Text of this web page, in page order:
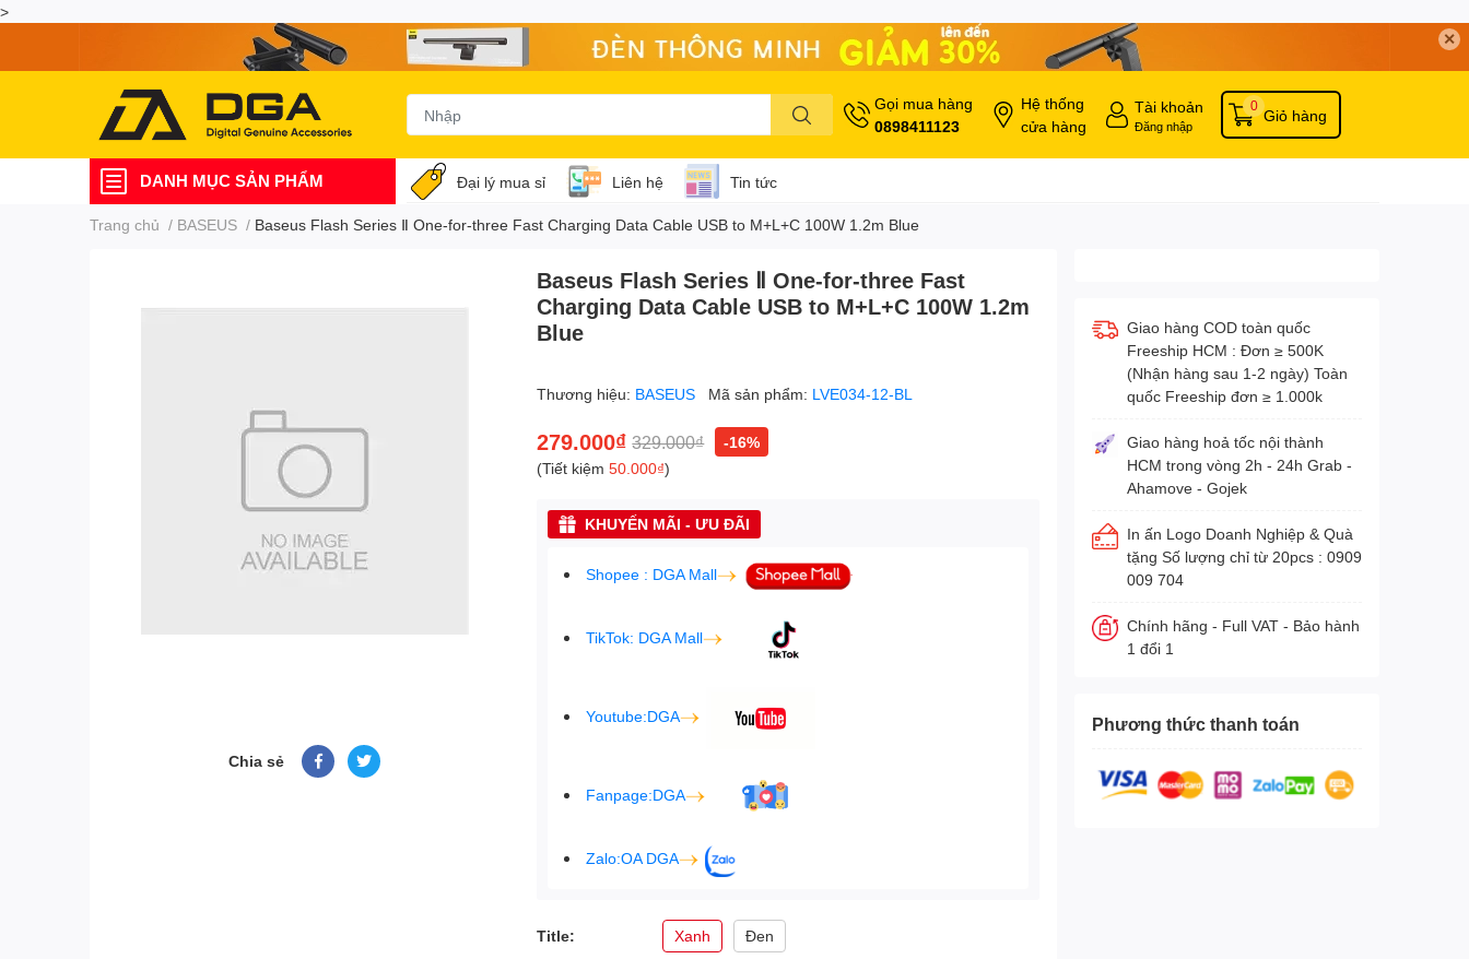
>
✕
Gọi mua hàng
0898411123
Hệ thống
cửa hàng
Tài khoản
Đăng nhập
Giỏ hàng
0
DANH MỤC SẢN PHẨM Đại lý mua sỉ Liên hệ Tin tức
Trang chủ / BASEUS / Baseus Flash Series Ⅱ One-for-three Fast Charging Data Cable USB to M+L+C 100W 1.2m Blue
Chia sẻ
Baseus Flash Series Ⅱ One-for-three Fast
Charging Data Cable USB to M+L+C 100W 1.2m
Blue
Thương hiệu: BASEUS Mã sản phẩm: LVE034-12-BL
279.000₫ 329.000₫
-16%
(Tiết kiệm50.000₫)
KHUYẾN MÃI - ƯU ĐÃI
Shopee : DGA Mall
TikTok: DGA Mall
Youtube:DGA
Fanpage:DGA
Zalo:OA DGA
Title: Xanh Đen
Giao hàng COD toàn quốc
Freeship HCM : Đơn ≥ 500K
(Nhận hàng sau 1-2 ngày) Toàn
quốc Freeship đơn ≥ 1.000k
Giao hàng hoả tốc nội thành
HCM trong vòng 2h - 24h Grab -
Ahamove - Gojek
In ấn Logo Doanh Nghiệp & Quà
tặng Số lượng chỉ từ 20pcs : 0909
009 704
Chính hãng - Full VAT - Bảo hành
1 đổi 1
Phương thức thanh toán